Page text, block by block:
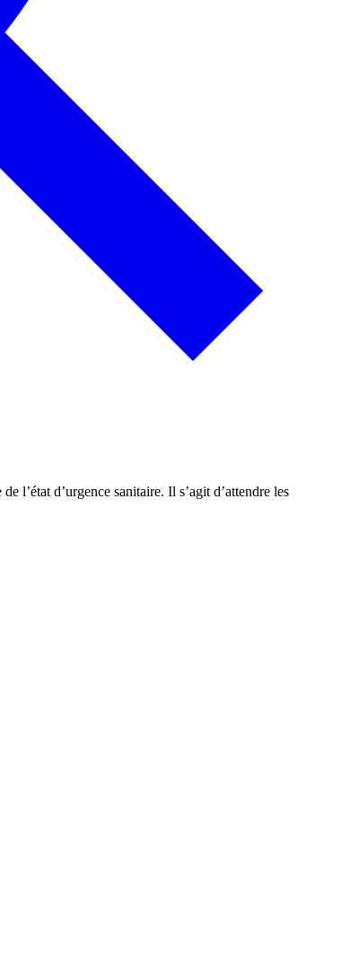
l’état d’urgence sanitaire. Il s’agit d’attendre les